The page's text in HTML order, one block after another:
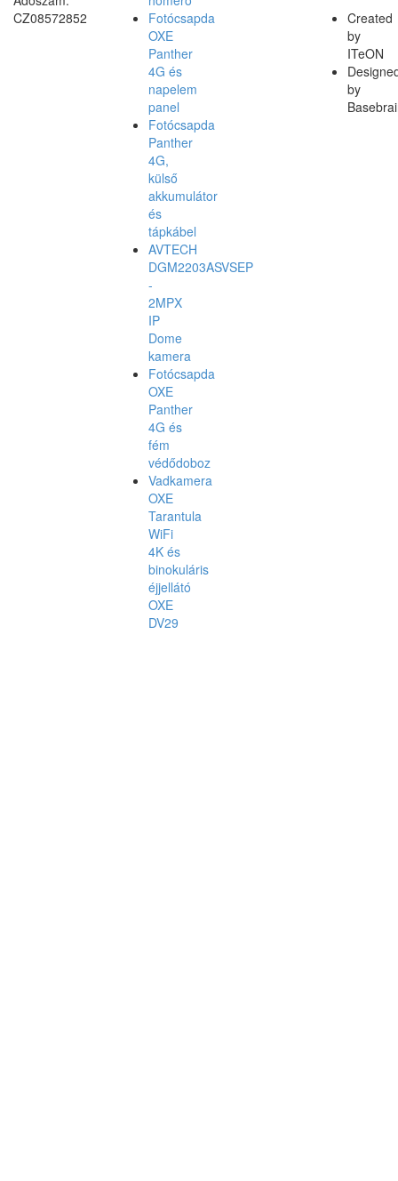
CZ08572852
Fotócsapda
OXE
Panther
4G és
napelem
panel
Fotócsapda
Panther
4G,
külső
akkumulátor
és
tápkábel
AVTECH
DGM2203ASVSEP
-
2MPX
IP
Dome
kamera
Fotócsapda
OXE
Panther
4G és
fém
védődoboz
Vadkamera
OXE
Tarantula
WiFi
4K és
binokuláris
éjjellátó
OXE
DV29
Created
by
ITeON
by